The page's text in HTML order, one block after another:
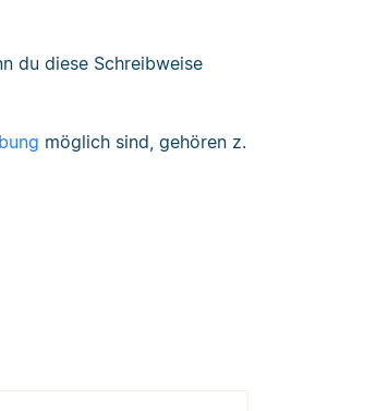
du diese Schreibweise
möglich sind, gehören z.